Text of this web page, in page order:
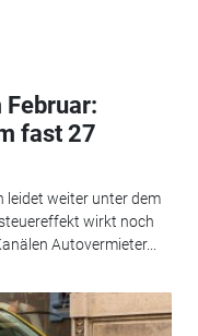
fast 27
leidet weiter unter dem
wirkt noch
Autovermieter...